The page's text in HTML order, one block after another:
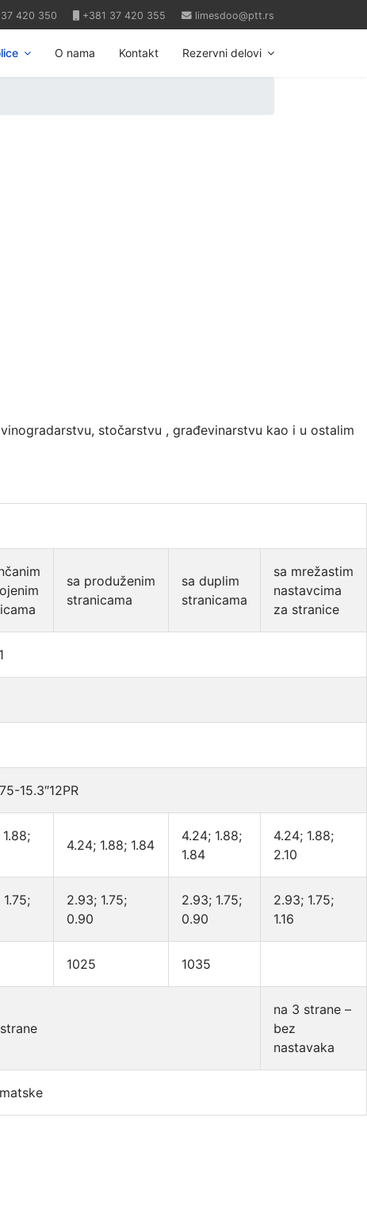
420 350 +381 37 420 355 limesdoo@ptt.rs
O nama Kontakt Rezervni delovi
stočarstvu , građevinarstvu kao i u ostalim
sa produženim
stranicama
sa duplim
stranicama
sa mrežastim
nastavcima
za stranice
15.3″12PR
4.24; 1.88; 1.84
4.24; 1.88;
1.84
4.24; 1.88;
2.10
2.93; 1.75;
0.90
2.93; 1.75;
0.90
2.93; 1.75;
1.16
1025 1035
na 3 strane –
bez
nastavaka